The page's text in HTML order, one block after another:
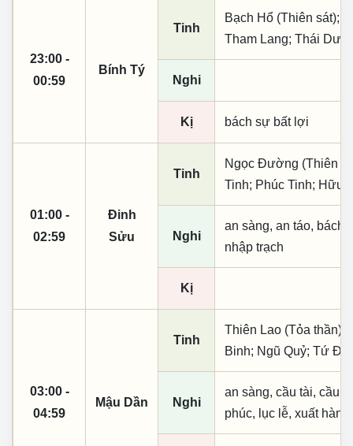
23:00 -
00:59
Bính Tý
Tinh
Bạch Hổ (Thiên sát);
Tham Lang; Thái
Nghi
Kị bách sự bất lợi
01:00 -
02:59
Đinh
Sửu
Tinh
Ngọc Đường (Thiên
Tinh; Phúc Tinh; Hữu
Nghi
an sàng, an táo, bách
nhập trạch
Kị
03:00 -
04:59
Mậu Dần
Tinh
Thiên Lao (Tỏa thần);
Binh; Ngũ Quỷ; Tứ
Nghi
an sàng, cầu tài, cầu
phúc, lục lễ, xuất